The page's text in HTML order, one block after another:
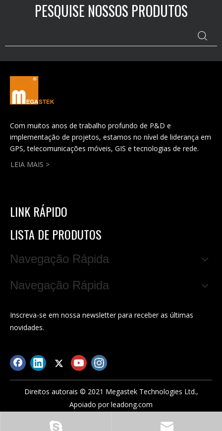
PESQUISE NOSSOS PRODUTOS
Com muitos anos de trabalho profundo de P&D e
implementação de projetos, estamos no nível de liderança em
GPS, telecomunicações móveis, GIS e tecnologias de rede.
LEIA MAIS >
LINK RÁPIDO
LISTA DE PRODUTOS
Navegação Rápida
Navegação Rápida
Inscreva-se em nossa newsletter para receber as últimas
novidades.
Direitos autorais © 2021 Megastek Technologies Ltd.,
Apoiado porleadong.com